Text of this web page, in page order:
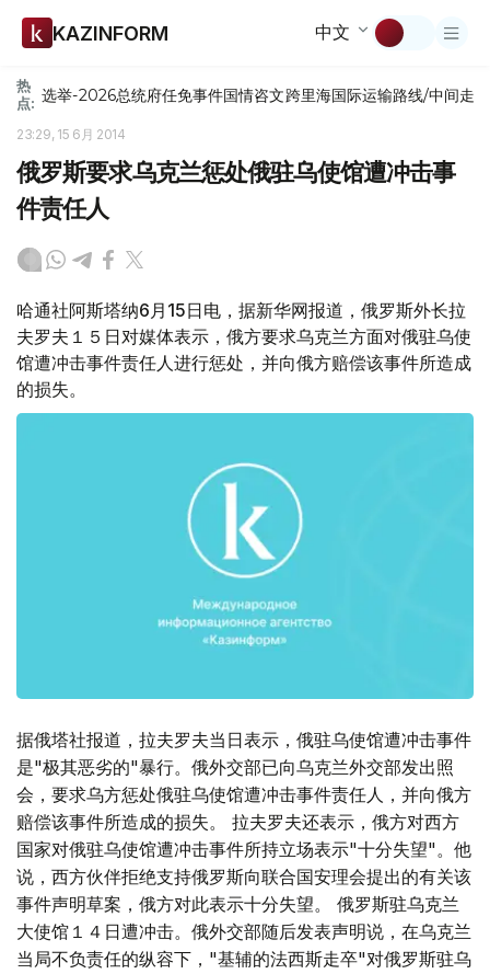
KAZINFORM 中文
热
点: 选举-2026总统府任免事件国情咨文跨里海国际运输路线/中间走廊
23:29, 15 6月 2014
俄罗斯要求乌克兰惩处俄驻乌使馆遭冲击事
件责任人
哈通社阿斯塔纳6月15日电，据新华网报道，俄罗斯外长拉
夫罗夫１５日对媒体表示，俄方要求乌克兰方面对俄驻乌使
馆遭冲击事件责任人进行惩处，并向俄方赔偿该事件所造成
的损失。
据俄塔社报道，拉夫罗夫当日表示，俄驻乌使馆遭冲击事件
是"极其恶劣的"暴行。俄外交部已向乌克兰外交部发出照
会，要求乌方惩处俄驻乌使馆遭冲击事件责任人，并向俄方
赔偿该事件所造成的损失。 拉夫罗夫还表示，俄方对西方
国家对俄驻乌使馆遭冲击事件所持立场表示"十分失望"。他
说，西方伙伴拒绝支持俄罗斯向联合国安理会提出的有关该
事件声明草案，俄方对此表示十分失望。 俄罗斯驻乌克兰
大使馆１４日遭冲击。俄外交部随后发表声明说，在乌克兰
当局不负责任的纵容下，"基辅的法西斯走卒"对俄罗斯驻乌